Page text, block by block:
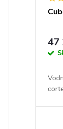
k
u
47